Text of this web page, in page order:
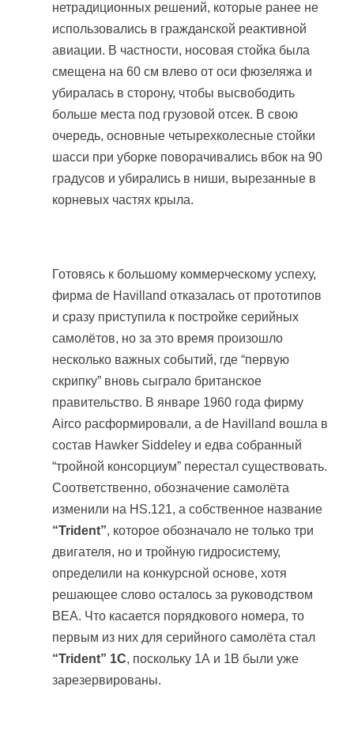
нетрадиционных решений, которые ранее не
использовались в гражданской реактивной
авиации. В частности, носовая стойка была
смещена на 60 см влево от оси фюзеляжа и
убиралась в сторону, чтобы высвободить
больше места под грузовой отсек. В свою
очередь, основные четырехколесные стойки
шасси при уборке поворачивались вбок на 90
градусов и убирались в ниши, вырезанные в
корневых частях крыла.
Готовясь к большому коммерческому успеху,
фирма de Havilland отказалась от прототипов
и сразу приступила к постройке серийных
самолётов, но за это время произошло
несколько важных событий, где “первую
скрипку” вновь сыграло британское
правительство. В январе 1960 года фирму
Airco расформировали, а de Havilland вошла в
состав Hawker Siddeley и едва собранный
“тройной консорциум” перестал существовать.
Соответственно, обозначение самолёта
изменили на HS.121, а собственное название
“Trident”, которое обозначало не только три
двигателя, но и тройную гидросистему,
определили на конкурсной основе, хотя
решающее слово осталось за руководством
BEA. Что касается порядкового номера, то
первым из них для серийного самолёта стал
“Trident” 1C, поскольку 1А и 1В были уже
зарезервированы.